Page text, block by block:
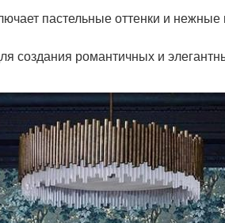
пастельные оттенки и
создания романтичных и